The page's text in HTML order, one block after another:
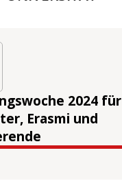
2024 für
Erasmi und